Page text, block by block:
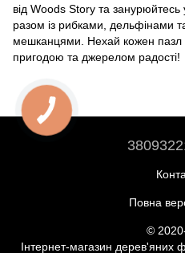
від Woods Story та занурюйтесь
разом із рибками, дельфінами
мешканцями. Нехай кожен пазл
пригодою та джерелом радості!
Повна
©
Інтернет-магазин дерев'яних